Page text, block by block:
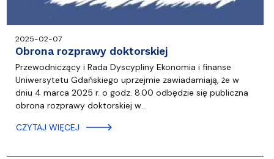
2025-02-07
Obrona rozprawy doktorskiej
Przewodniczący i Rada Dyscypliny Ekonomia i finanse
Uniwersytetu Gdańskiego uprzejmie zawiadamiają, że w
dniu 4 marca 2025 r. o godz. 8.00 odbędzie się publiczna
obrona rozprawy doktorskiej w…
CZYTAJ WIĘCEJ